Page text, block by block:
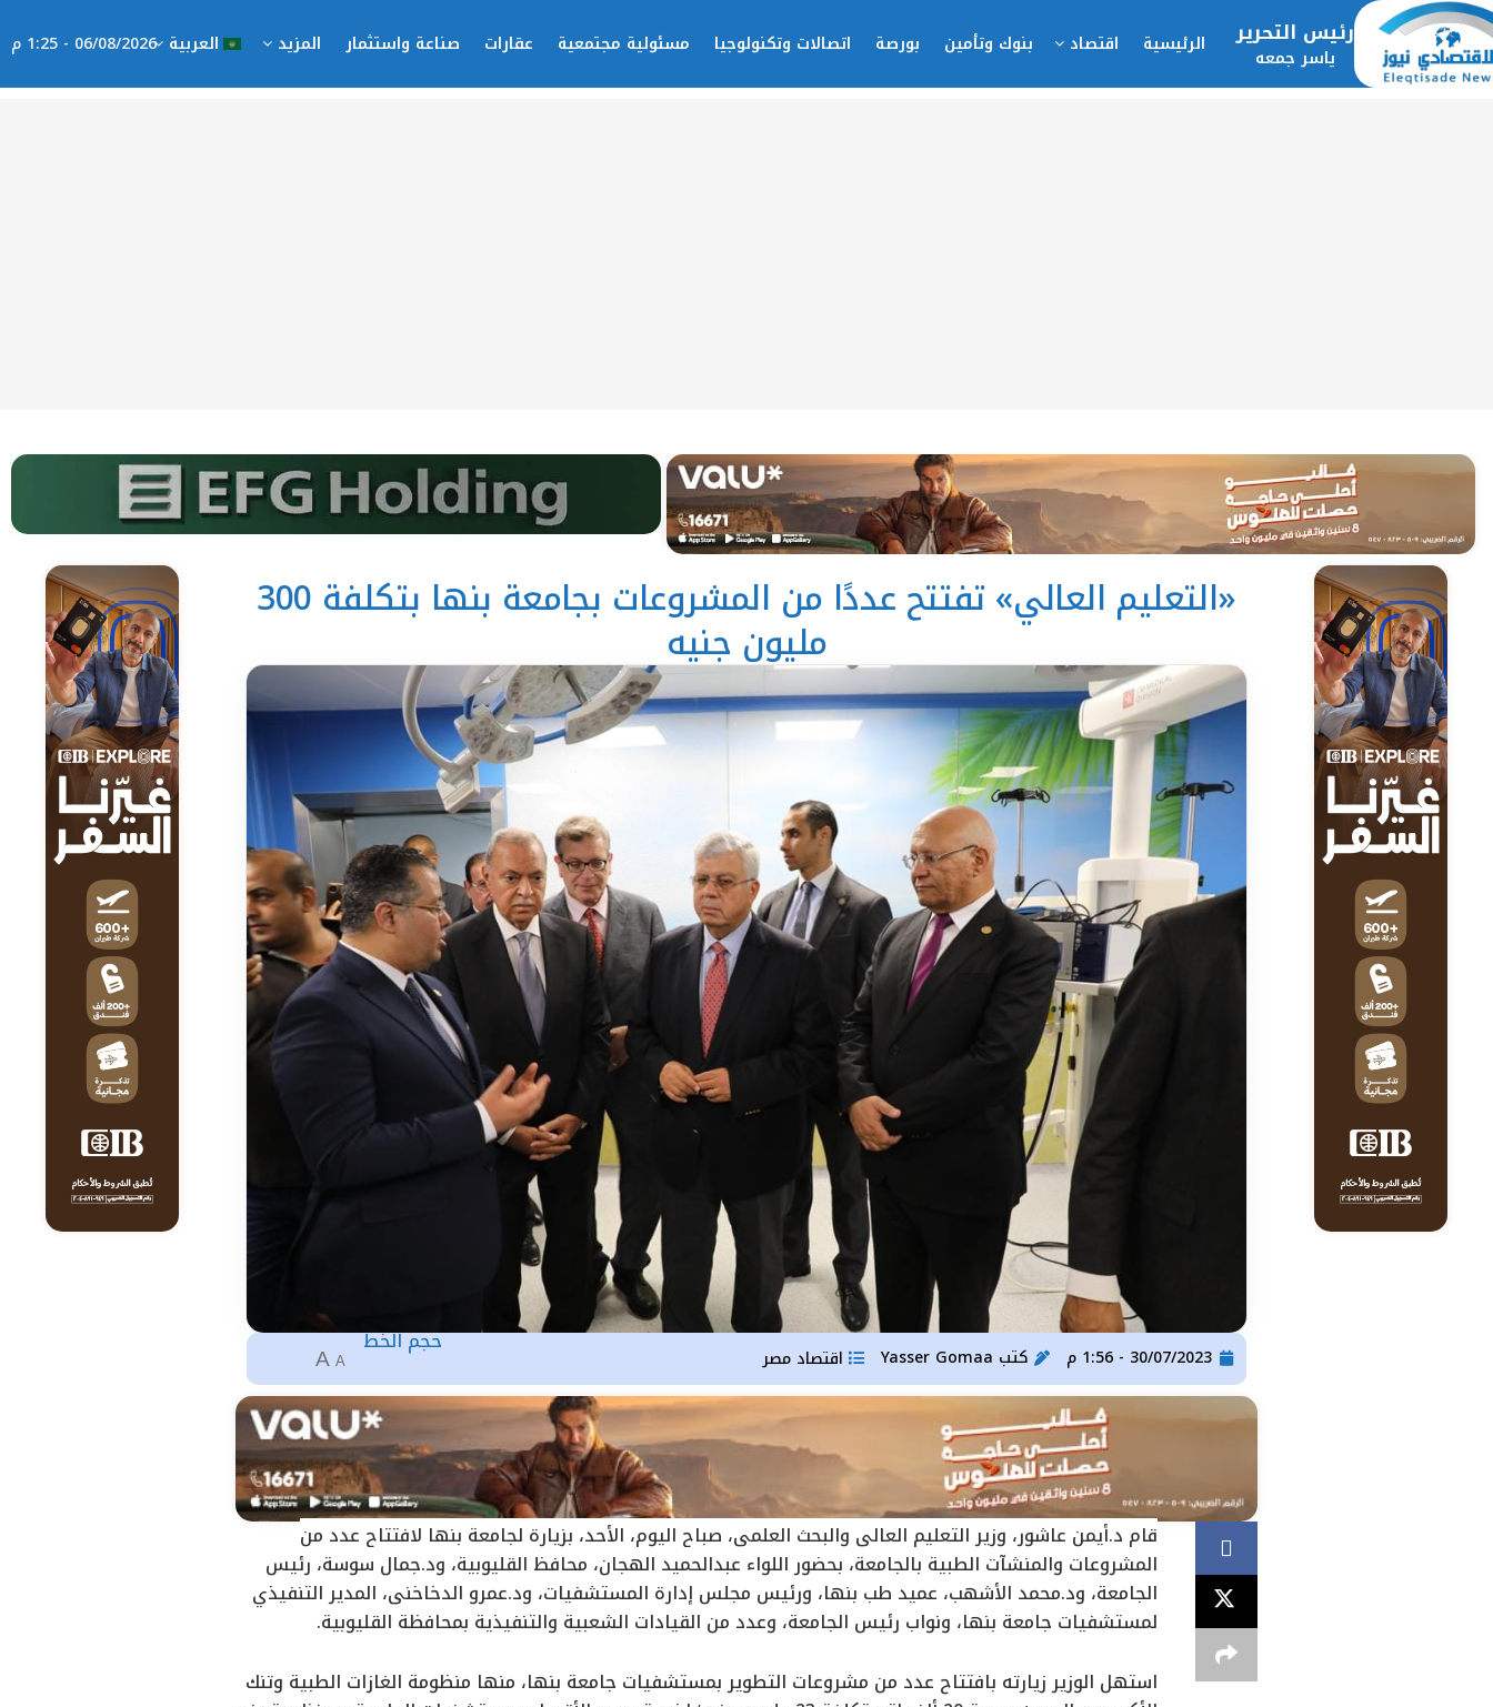
رئيس التحرير
ياسر جمعه الرئيسية اقتصاد بنوك وتأمين بورصة اتصالات وتكنولوجيا مسئولية مجتمعية عقارات صناعة واستثمار المزيد العربية 06/08/2026 - 1:25 م
«التعليم العالي» تفتتح عددًا من المشروعات بجامعة بنها بتكلفة 300
مليون جنيه
30/07/2023 - 1:56 م كتب اقتصاد مصر
حجم الخط
A
A
قام د.أيمن عاشور، وزير التعليم العالي والبحث العلمي، صباح اليوم، الأحد، بزيارة لجامعة بنها لافتتاح عدد من
المشروعات والمنشآت الطبية بالجامعة، بحضور اللواء عبدالحميد الهجان، محافظ القليوبية، ود.جمال سوسة، رئيس
الجامعة، ود.محمد الأشهب، عميد طب بنها، ورئيس مجلس إدارة المستشفيات، ود.عمرو الدخاخني، المدير التنفيذي
لمستشفيات جامعة بنها، ونواب رئيس الجامعة، وعدد من القيادات الشعبية والتنفيذية بمحافظة القليوبية.
استهل الوزير زيارته بافتتاح عدد من مشروعات التطوير بمستشفيات جامعة بنها، منها منظومة الغازات الطبية وتنك